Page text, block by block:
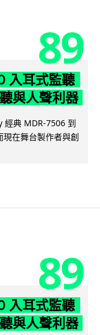
89
入耳式監聽
與人聲利器
經典 MDR-7506 到
在舞台製作者與創
89
入耳式監聽
與人聲利器